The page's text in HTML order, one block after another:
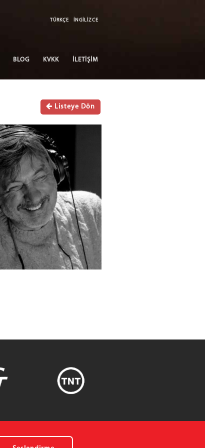
TÜRKÇE İNGİLİZCE
BLOG KVKK İLETİŞİM
Listeye Dön